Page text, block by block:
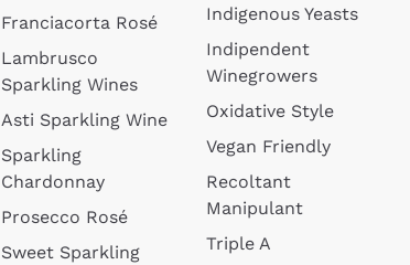
Franciacorta Rosé
Lambrusco
Sparkling Wines
Asti Sparkling Wine
Sparkling
Chardonnay
Prosecco Rosé
Sweet Sparkling
Indigenous Yeasts
Indipendent
Winegrowers
Oxidative Style
Vegan Friendly
Recoltant
Manipulant
Triple A